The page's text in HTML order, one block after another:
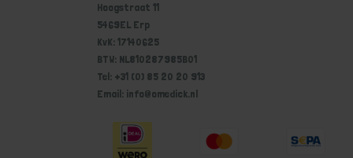
Hoogstraat 11
5469EL Erp
KvK: 17140625
BTW: NL810287985B01
Tel: +31 (0) 85 20 20 913
Email: info@omedick.nl